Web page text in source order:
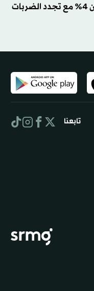
النفط يقفز أكثر من 4% مع تجدد الضربات
تابعنا